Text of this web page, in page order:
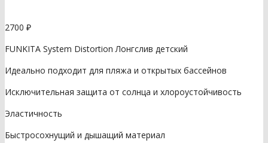
2700 ₽
FUNKITA System Distortion Лонгслив детский
Идеально подходит для пляжа и открытых бассейнов
Исключительная защита от солнца и хлороустойчивость
Эластичность
Быстросохнущий и дышащий материал